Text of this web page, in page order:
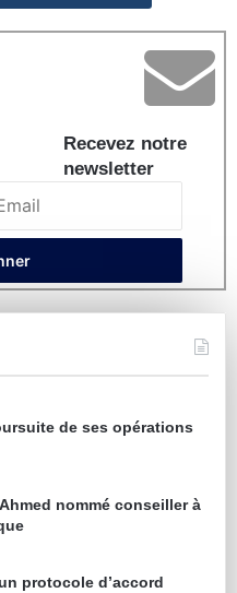
Recevez notre
newsletter
de ses opérations
nommé conseiller à
protocole d’accord